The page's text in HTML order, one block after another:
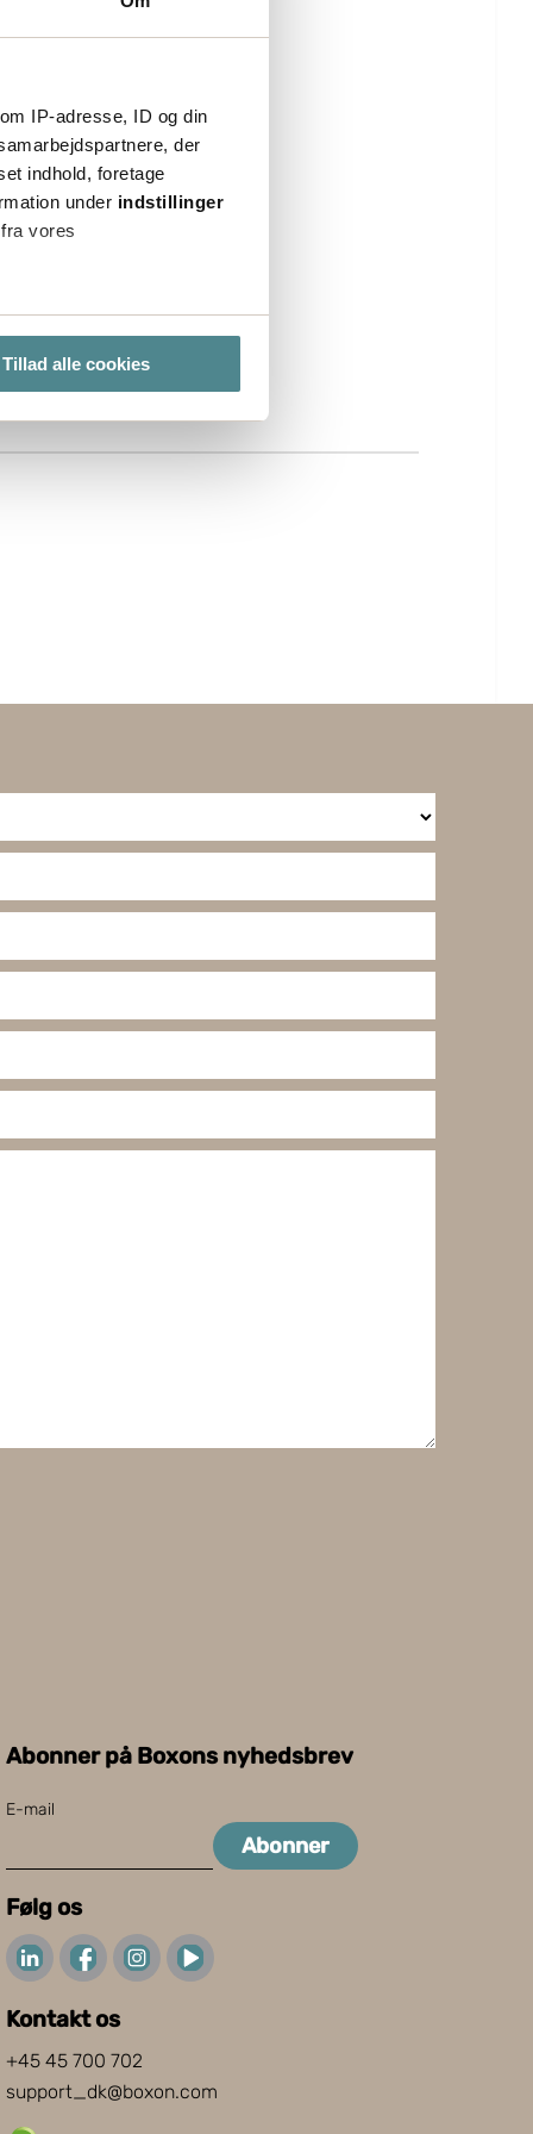
IP-adresse, ID og din
der
indhold, foretage
under indstillinger
vores
Tillad alle cookies
Abonner på Boxons nyhedsbrev
E-mail
Abonner
Følg os
Kontakt os
+45 45 700 702
support_dk@boxon.com